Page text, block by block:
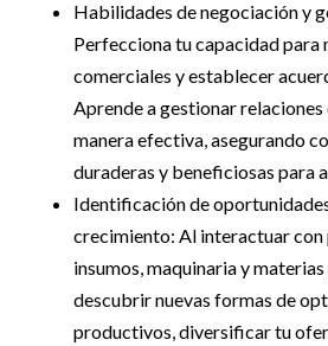
Habilidades de negociación y
Perfecciona tu capacidad para
comerciales y establecer
Aprende a gestionar
manera efectiva, asegurando
duraderas y beneficiosas para
Identificación de
crecimiento: Al interactuar con
insumos, maquinaria y
descubrir nuevas formas de
productivos, diversificar tu